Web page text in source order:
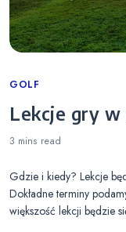
Categories
GOLF
Lekcje gry w
3 mins read
Gdzie i kiedy? Lekcje
Dokładne terminy
większość lekcji będzie